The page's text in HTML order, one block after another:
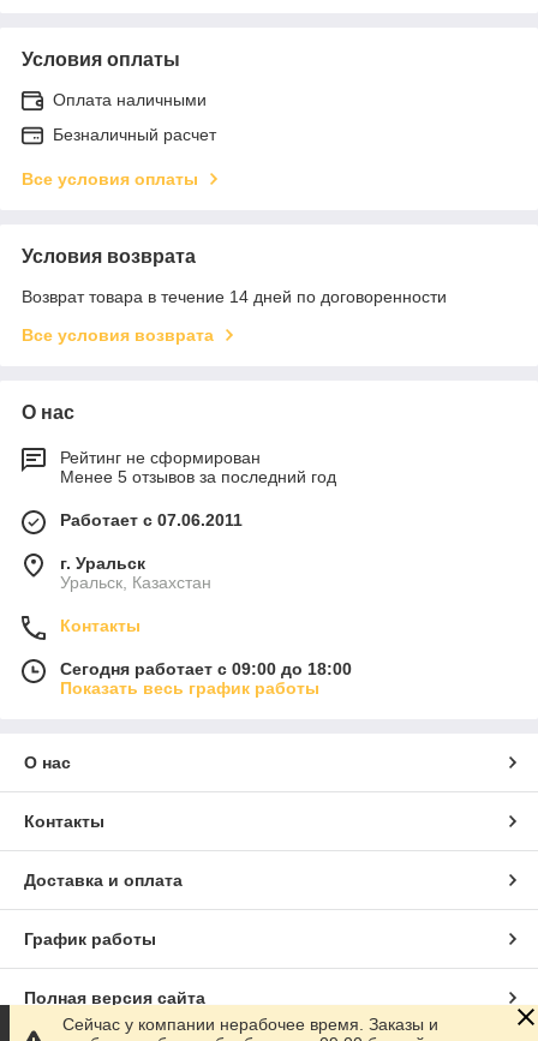
Условия оплаты
Оплата наличными
Безналичный расчет
Все условия оплаты
Условия возврата
Возврат товара в течение 14 дней по договоренности
Все условия возврата
О нас
Рейтинг не сформирован
Менее 5 отзывов за последний год
Работает с 07.06.2011
г. Уральск
Уральск, Казахстан
Контакты
Сегодня работает с 09:00 до 18:00
Показать весь график работы
О нас
Контакты
Доставка и оплата
График работы
Полная версия сайта
Сейчас у компании нерабочее время. Заказы и